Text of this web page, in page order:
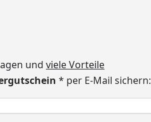
und viele Vorteile
* per E-Mail sichern: